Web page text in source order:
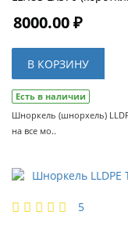
8000.00 ₽
В КОРЗИНУ
Есть в наличии
Шноркель (шнорхель)
на все мо..
5